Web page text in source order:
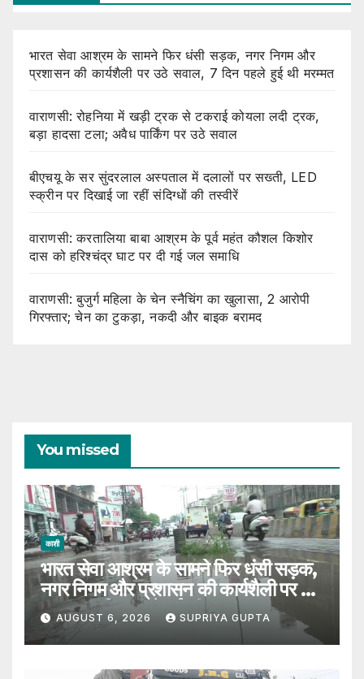
भारत सेवा आश्रम के सामने फिर धंसी सड़क, नगर निगम और
प्रशासन की कार्यशैली पर उठे सवाल, 7 दिन पहले हुई थी मरम्मत
वाराणसी: रोहनिया में खड़ी ट्रक से टकराई कोयला लदी ट्रक,
बड़ा हादसा टला; अवैध पार्किंग पर उठे सवाल
बीएचयू के सर सुंदरलाल अस्पताल में दलालों पर सख्ती, LED
स्क्रीन पर दिखाई जा रहीं संदिग्धों की तस्वीरें
वाराणसी: करतालिया बाबा आश्रम के पूर्व महंत कौशल किशोर
दास को हरिश्चंद्र घाट पर दी गई जल समाधि
वाराणसी: बुजुर्ग महिला के चेन स्नैचिंग का खुलासा, 2 आरोपी
गिरफ्तार; चेन का टुकड़ा, नकदी और बाइक बरामद
You missed
काशी
भारत सेवा आश्रम के सामने फिर धंसी सड़क,
नगर निगम और प्रशासन की कार्यशैली पर उठे
सवाल, 7 दिन पहले हुई थी मरम्मत
AUGUST 6, 2026 SUPRIYA GUPTA